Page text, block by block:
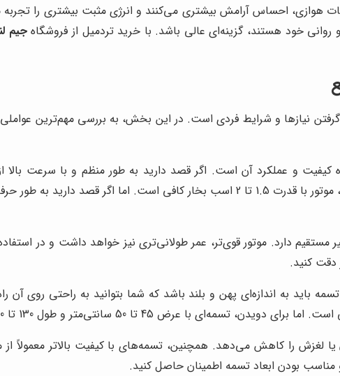
هوازی، احساس آرامش بیشتری می‌کنند و انرژی مثبت بیشتری را
خود هستند، گزینه‌ای عالی باشد. با خرید تردمیل از فروشگاهجیم
نیازها و شرایط فردی است. در این بخش، به بررسی مهم‌ترین
و عملکرد آن است. اگر قصد دارید به طور منظم و با سرعت بالا از
مستقیم دارد. موتور قوی‌تر، عمر طولانی‌تری نیز خواهد داشت و در
کنید.
باید به اندازه‌ای پهن و بلند باشد که شما بتوانید به راحتی روی آن
لغزش را کاهش می‌دهد. همچنین، تسمه‌های با کیفیت بالاتر معمولاً
و مناسب بودن ابعاد تسمه اطمینان حاصل کنید.